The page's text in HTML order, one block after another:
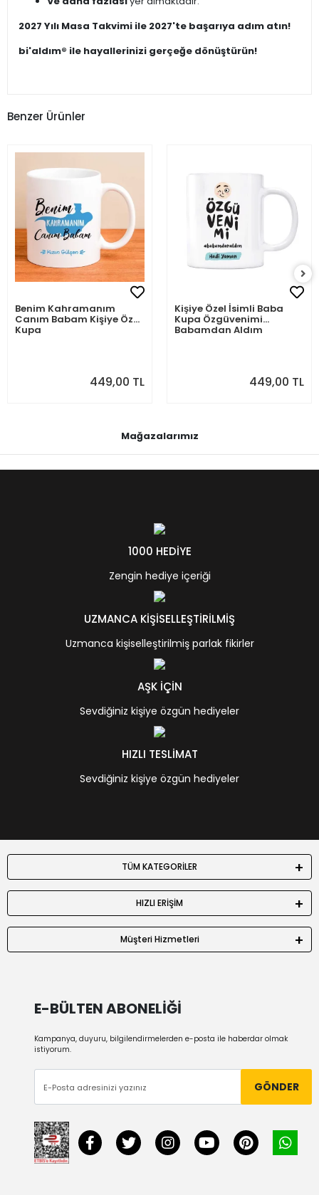
2027 Yılı Masa Takvimi ile 2027'te başarıya adım atın!
bi'aldım® ile hayallerinizi gerçeğe dönüştürün!
Benzer Ürünler
Benim Kahramanım
Canım Babam Kişiye Özel
Kupa
449,00 TL
Kişiye Özel İsimli Baba
Kupa Özgüvenimi
Babamdan Aldım
449,00 TL
Mağazalarımız
1000 HEDİYE
Zengin hediye içeriği
UZMANCA KİŞİSELLEŞTİRİLMİŞ
Uzmanca kişiselleştirilmiş parlak fikirler
AŞK İÇİN
Sevdiğiniz kişiye özgün hediyeler
HIZLI TESLİMAT
Sevdiğiniz kişiye özgün hediyeler
TÜM KATEGORİLER
HIZLI ERİŞİM
Müşteri Hizmetleri
E-BÜLTEN ABONELİĞİ
Kampanya, duyuru, bilgilendirmelerden e-posta ile haberdar olmak
istiyorum.
GÖNDER